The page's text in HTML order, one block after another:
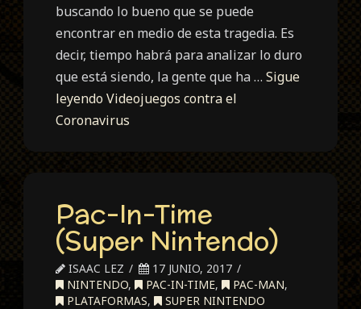
buscando lo bueno que se puede
encontrar en medio de esta tragedia. Es
decir, tiempo habrá para analizar lo duro
que está siendo, la gente que ha …Sigue
leyendoVideojuegos contra el
Coronavirus
Pac-In-Time
(Super Nintendo)
ISAAC LEZ
17 JUNIO, 2017
NINTENDO, PAC-IN-TIME, PAC-MAN,
PLATAFORMAS, SUPER NINTENDO